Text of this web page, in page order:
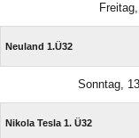
Neuland 1.Ü32
Sonntag,
Nikola Tesla 1. Ü32